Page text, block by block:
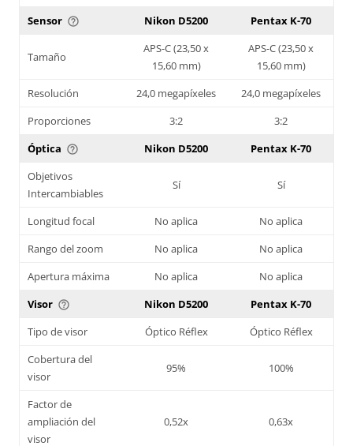
Sensor help_outline Nikon D5200 Pentax K-70
Tamaño
APS-C (23,50 x
15,60 mm)
APS-C (23,50 x
15,60 mm)
Resolución
24,0 megapíxeles
24,0 megapíxeles
Proporciones
3:2
3:2
Óptica help_outline Nikon D5200
Pentax K-70
Objetivos
Intercambiables
Sí Sí
Longitud focal No aplica
No aplica
Rango del zoom
No aplica
No aplica
Apertura máxima
No aplica
No aplica
Visor help_outline Nikon D5200
Pentax K-70
Tipo de visor
Óptico Réflex
Óptico Réflex
Cobertura del
visor
95% 100%
Factor de
ampliación del
visor
0,52x 0,63x